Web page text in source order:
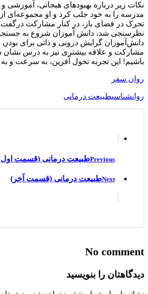
نکات زیر درباره بهبودهای هیجانی،
تحرک در فضای باز، در کنار مشارکت
نظرسنجی شد، دانش آموزان شروع به جستجوی
دانش‌آموزان گرایش درونی و ذاتی برای بودن
مشارکت و علاقه بیشتری نیز به درس نشان
باشیم! این تجربه تحول آفرین، به سرعت و
روان‌ سفر
روانشناسیطبیعت درمانی
Previousطبیعت درمانی (قسمت
Nextطبیعت درمانی (قسمت آخر)
No comment
دیدگاهتان را بنویسید